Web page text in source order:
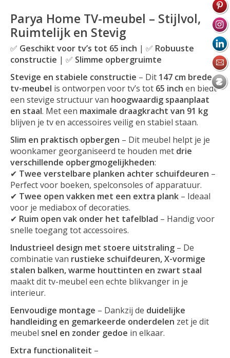
Parya Home TV-meubel – Stijlvol,
Ruimtelijk en Stevig
✅ Geschikt voor tv’s tot 65 inch | ✅ Robuuste
constructie | ✅ Slimme opbergruimte
Stevige en stabiele constructie – Dit 147 cm brede
tv-meubel is ontworpen voor tv’s tot 65 inch en biedt
een stevige structuur van hoogwaardig spaanplaat
en staal. Met een maximale draagkracht van 91 kg
blijven je tv en accessoires veilig en stabiel staan.
Slim en praktisch opbergen – Dit meubel helpt je je
woonkamer georganiseerd te houden met drie
verschillende opbergmogelijkheden:
✔ Twee verstelbare planken achter schuifdeuren –
Perfect voor boeken, spelconsoles of apparatuur.
✔ Twee open vakken met een extra plank – Ideaal
voor je mediabox of decoraties.
✔ Ruim open vak onder het tafelblad – Handig voor
snelle toegang tot accessoires.
Industrieel design met stoere uitstraling – De
combinatie van rustieke schuifdeuren, X-vormige
stalen balken, warme houttinten en zwart staal
maakt dit tv-meubel een echte blikvanger in je
interieur.
Eenvoudige montage – Dankzij de duidelijke
handleiding en gemarkeerde onderdelen zet je dit
meubel snel en zonder gedoe in elkaar.
Extra functionaliteit –